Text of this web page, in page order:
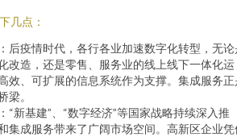
几点：
：后疫情时代，各行各业加速数字化转型，无
改造，还是零售、服务业的线上线下一体化运
效、可扩展的信息系统作为支撑。集成服务正
梁。
：“新基建”、“数字经济”等国家战略持续深入推
集成服务带来了广阔市场空间。高新区企业凭